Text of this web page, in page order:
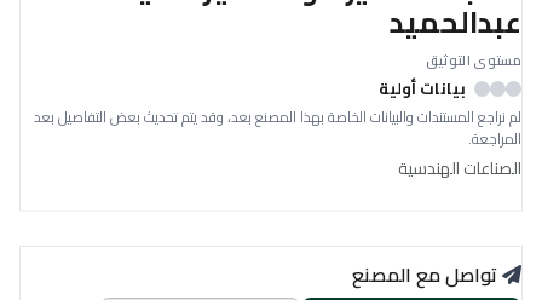
عبدالحميد
مستوى التوثيق
بيانات أولية
لم نراجع المستندات والبيانات الخاصة بهذا المصنع بعد، وقد يتم تحديث بعض التفاصيل بعد
المراجعة.
الصناعات الهندسية
تواصل مع المصنع